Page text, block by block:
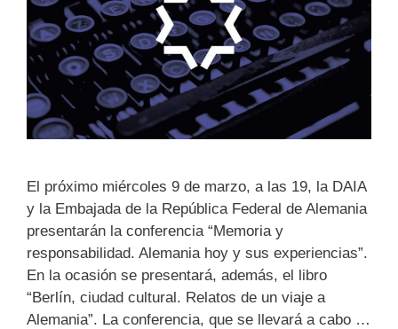
El próximo miércoles 9 de marzo, a las 19, la DAIA
y la Embajada de la República Federal de Alemania
presentarán la conferencia “Memoria y
responsabilidad. Alemania hoy y sus experiencias”.
En la ocasión se presentará, además, el libro
“Berlín, ciudad cultural. Relatos de un viaje a
Alemania”. La conferencia, que se llevará a cabo …